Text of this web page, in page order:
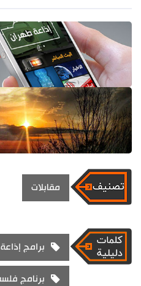
مقابلات
برامج
برنامج